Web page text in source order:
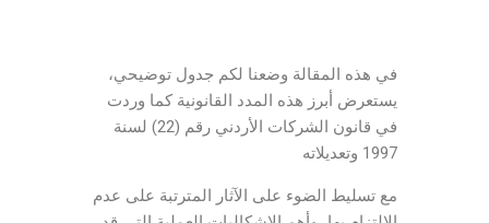
في هذه المقالة وضعنا لكم جدول توضيحي،
يستعرض أبرز هذه المدد القانونية كما وردت
في قانون الشركات الأردني رقم (22) لسنة
1997 وتعديلاته
مع تسليط الضوء على الآثار المترتبة على عدم